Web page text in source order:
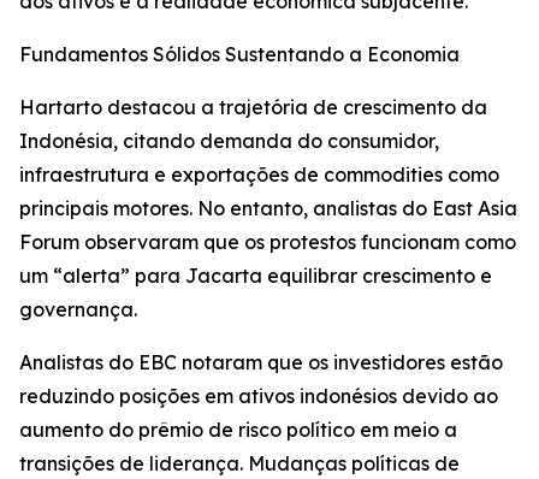
Fundamentos Sólidos Sustentando a Economia
Hartarto destacou a trajetória de crescimento da
Indonésia, citando demanda do consumidor,
infraestrutura e exportações de commodities como
principais motores. No entanto, analistas do East Asia
Forum observaram que os protestos funcionam como
um “alerta” para Jacarta equilibrar crescimento e
governança.
Analistas do EBC notaram que os investidores estão
reduzindo posições em ativos indonésios devido ao
aumento do prêmio de risco político em meio a
transições de liderança. Mudanças políticas de